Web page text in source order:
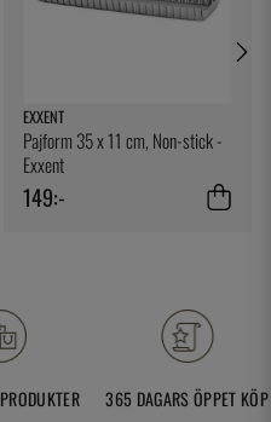
EXXENT
Pajform 35 x 11 cm, Non-stick -
Exxent
149:-
365 DAGARS ÖPPET KÖP